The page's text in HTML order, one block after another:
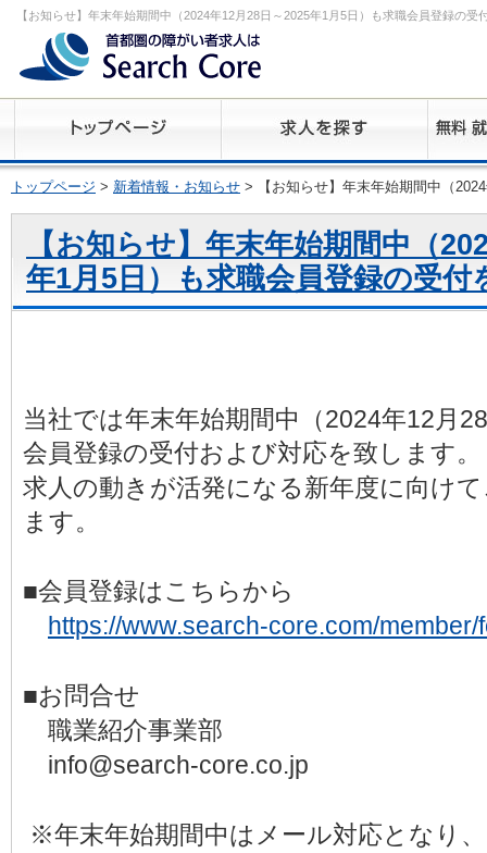
【お知らせ】年末年始期間中（2024年12月28日～2025年1月5日）も求職会員登録の
トップページ > 新着情報・お知らせ > 【お知らせ】年末年始期間中（
【お知らせ】年末年始期間中（
年1月5日）も求職会員登録の受付
当社では年末年始期間中（2024年12月
会員登録の受付および対応を致します。
求人の動きが活発になる新年度に向け
ます。
■会員登録はこちらから
https://www.search-core.com/member/
■お問合せ
職業紹介事業部
info@search-core.co.jp
※年末年始期間中はメール対応となり